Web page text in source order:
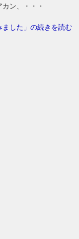
ン、・・・
ました」の続きを読む